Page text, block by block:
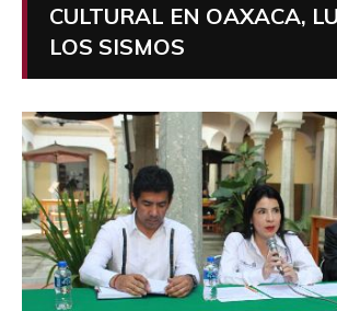
CULTURAL EN OAXACA,
LOS SISMOS